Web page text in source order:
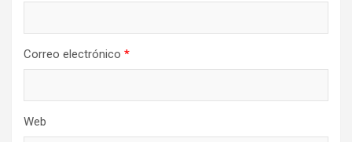
Correo electrónico *
Web